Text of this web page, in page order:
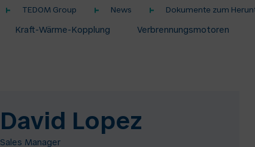
TEDOM Group News Dokumente zum
Kraft-Wärme-Kopplung Verbrennungsmotoren
David Lopez
Sales Manager